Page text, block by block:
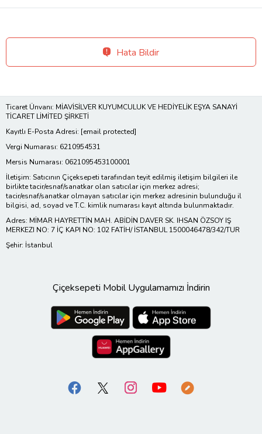
Hata Bildir
Ticaret Ünvanı: MİAVİSİLVER KUYUMCULUK VE HEDİYELİK EŞYA SANAYİ
TİCARET LİMİTED ŞİRKETİ
Kayıtlı E-Posta Adresi: [email protected]
Vergi Numarası: 6210954531
Mersis Numarası: 0621095453100001
İletişim: Satıcının Çiçeksepeti tarafından teyit edilmiş iletişim bilgileri ile
birlikte tacir/esnaf/sanatkar olan satıcılar için merkez adresi;
tacir/esnaf/sanatkar olmayan satıcılar için merkez adresinin bulunduğu il
bilgisi, ad, soyad ve T.C. kimlik numarası kayıt altında bulunmaktadır.
Adres: MİMAR HAYRETTİN MAH. ABİDİN DAVER SK. IHSAN ÖZSOY IŞ
MERKEZI NO: 7 İÇ KAPI NO: 102 FATİH/ İSTANBUL 1500046478/342/TUR
Şehir: İstanbul
Çiçeksepeti Mobil Uygulamamızı İndirin